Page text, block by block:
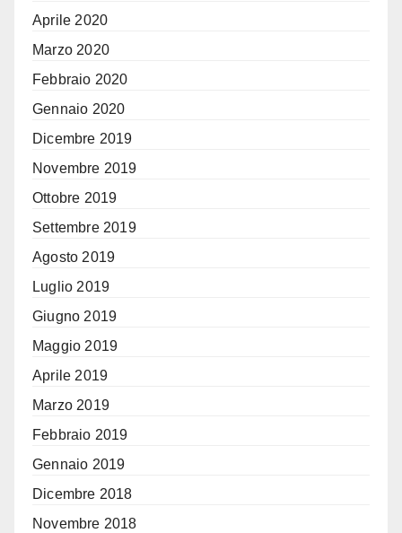
Aprile 2020
Marzo 2020
Febbraio 2020
Gennaio 2020
Dicembre 2019
Novembre 2019
Ottobre 2019
Settembre 2019
Agosto 2019
Luglio 2019
Giugno 2019
Maggio 2019
Aprile 2019
Marzo 2019
Febbraio 2019
Gennaio 2019
Dicembre 2018
Novembre 2018